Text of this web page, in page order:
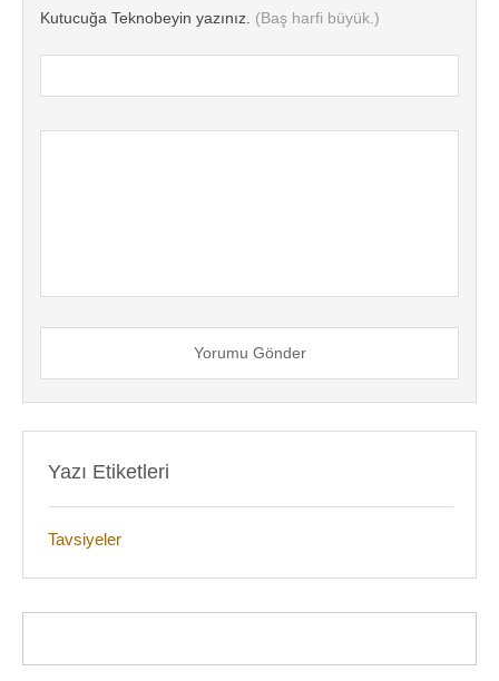
Kutucuğa Teknobeyin yazınız. (Baş harfi büyük.)
Yorumu Gönder
Yazı Etiketleri
Tavsiyeler